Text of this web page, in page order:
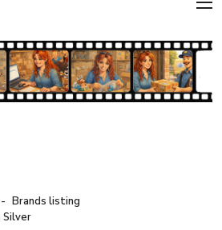
Brands listing
Silver